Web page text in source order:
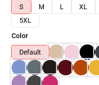
S
M L XL
5XL
Color
Default